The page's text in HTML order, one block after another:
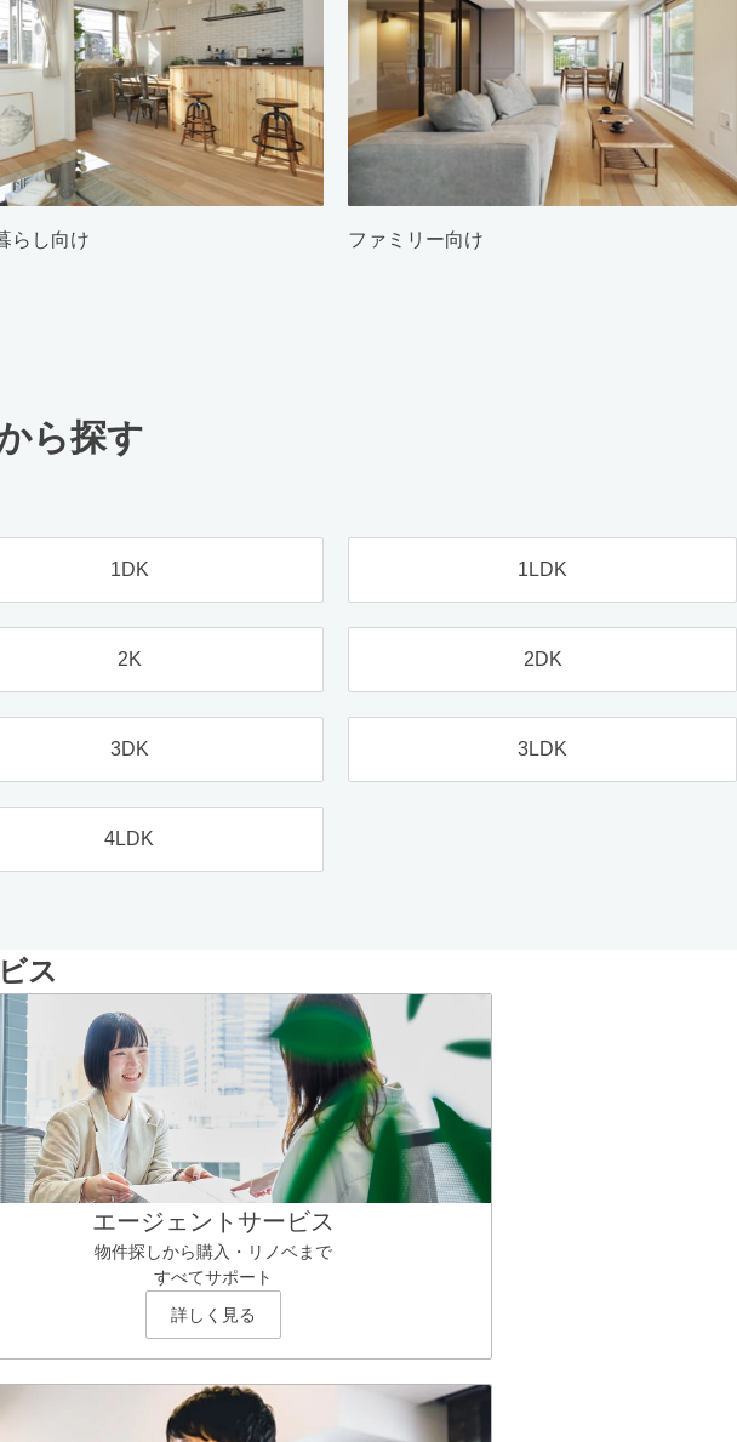
らし向け ファミリー向け
ら探す
1DK 1LDK
2K 2DK
3DK 3LDK
4LDK
ス
エージェントサービス
物件探しから購入・リノベまで
すべてサポート
詳しく見る